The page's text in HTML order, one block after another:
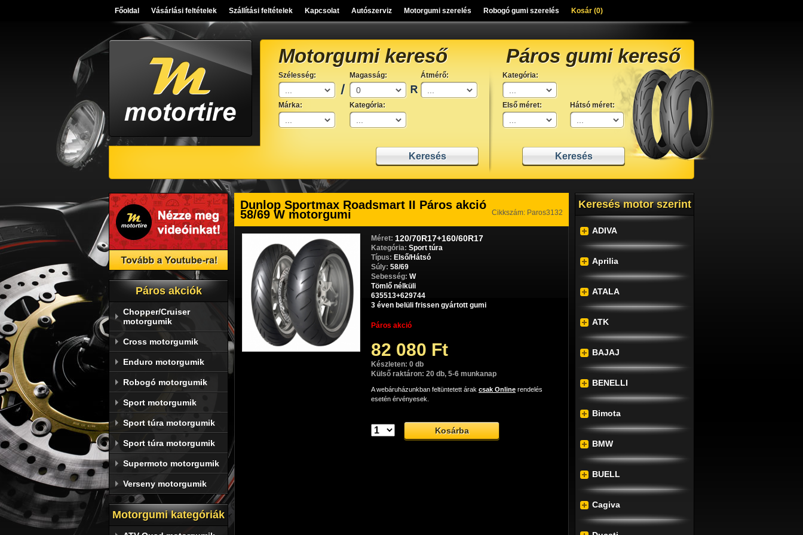
Főoldal Vásárlási feltételek Szállítási feltételek Kapcsolat Autószerviz Motorgumi szerelés Robogó gumi szerelés Kosár (0)
Motorgumi kereső
Szélesség: Magasság: Átmérő:
Márka: Kategória:
Páros gumi kereső
Kategória:
Első méret: Hátsó méret:
Cikkszám: Paros3132
Dunlop Sportmax Roadsmart II Páros akció
58/69 W motorgumi
Méret: 120/70R17+160/60R17
Kategória: Sport túra
Típus: Első/Hátsó
Súly: 58/69
Sebesség: W
Tömlő nélküli
635513+629744
3 éven belüli frissen gyártott gumi
Páros akció
82 080 Ft
Készleten: 0 db
Külső raktáron: 20 db, 5-6 munkanap
A webáruházunkban feltüntetett árak csak Online rendelés
esetén érvényesek.
Páros akciók
Chopper/Cruiser
motorgumik
Cross motorgumik
Enduro motorgumik
Robogó motorgumik
Sport motorgumik
Sport túra motorgumik
Sport túra motorgumik
Supermoto motorgumik
Verseny motorgumik
Motorgumi kategóriák
Keresés motor szerint
ADIVA
Aprilia
ATALA
ATK
BAJAJ
BENELLI
Bimota
BMW
BUELL
Cagiva